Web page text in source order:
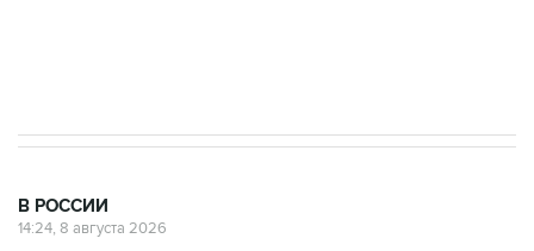
В РОССИИ
14:24, 8 августа 2026